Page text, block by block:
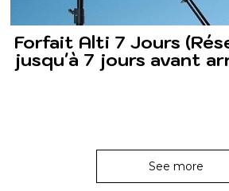
Forfait Alti 7 Jours
jusqu'à 7 jours avant
See more